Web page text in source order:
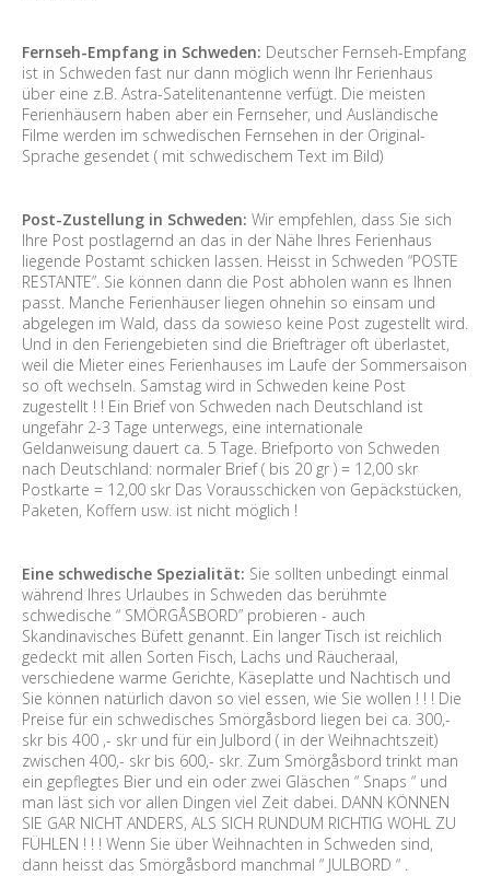
Fernseh-Empfang in Schweden: Deutscher Fernseh-Empfang
ist in Schweden fast nur dann möglich wenn Ihr Ferienhaus
über eine z.B. Astra-Satelitenantenne verfügt. Die meisten
Ferienhäusern haben aber ein Fernseher, und Ausländische
Filme werden im schwedischen Fernsehen in der Original-
Sprache gesendet ( mit schwedischem Text im Bild)
Post-Zustellung in Schweden: Wir empfehlen, dass Sie sich
Ihre Post postlagernd an das in der Nähe Ihres Ferienhaus
liegende Postamt schicken lassen. Heisst in Schweden “POSTE
RESTANTE”. Sie können dann die Post abholen wann es Ihnen
passt. Manche Ferienhäuser liegen ohnehin so einsam und
abgelegen im Wald, dass da sowieso keine Post zugestellt wird.
Und in den Feriengebieten sind die Briefträger oft überlastet,
weil die Mieter eines Ferienhauses im Laufe der Sommersaison
so oft wechseln. Samstag wird in Schweden keine Post
zugestellt ! ! Ein Brief von Schweden nach Deutschland ist
ungefähr 2-3 Tage unterwegs, eine internationale
Geldanweisung dauert ca. 5 Tage. Briefporto von Schweden
nach Deutschland: normaler Brief ( bis 20 gr ) = 12,00 skr
Postkarte = 12,00 skr Das Vorausschicken von Gepäckstücken,
Paketen, Koffern usw. ist nicht möglich !
Eine schwedische Spezialität: Sie sollten unbedingt einmal
während Ihres Urlaubes in Schweden das berühmte
schwedische “ SMÖRGÅSBORD” probieren - auch
Skandinavisches Büfett genannt. Ein langer Tisch ist reichlich
gedeckt mit allen Sorten Fisch, Lachs und Räucheraal,
verschiedene warme Gerichte, Käseplatte und Nachtisch und
Sie können natürlich davon so viel essen, wie Sie wollen ! ! ! Die
Preise für ein schwedisches Smörgåsbord liegen bei ca. 300,-
skr bis 400 ,- skr und für ein Julbord ( in der Weihnachtszeit)
zwischen 400,- skr bis 600,- skr. Zum Smörgåsbord trinkt man
ein gepflegtes Bier und ein oder zwei Gläschen “ Snaps “ und
man läst sich vor allen Dingen viel Zeit dabei. DANN KÖNNEN
SIE GAR NICHT ANDERS, ALS SICH RUNDUM RICHTIG WOHL ZU
FÜHLEN ! ! ! Wenn Sie über Weihnachten in Schweden sind,
dann heisst das Smörgåsbord manchmal “ JULBORD “ .